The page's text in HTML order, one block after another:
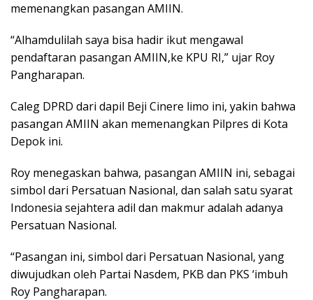
memenangkan pasangan AMIIN.
“Alhamdulilah saya bisa hadir ikut mengawal
pendaftaran pasangan AMIIN,ke KPU RI,” ujar Roy
Pangharapan.
Caleg DPRD dari dapil Beji Cinere limo ini, yakin bahwa
pasangan AMIIN akan memenangkan Pilpres di Kota
Depok ini.
Roy menegaskan bahwa, pasangan AMIIN ini, sebagai
simbol dari Persatuan Nasional, dan salah satu syarat
Indonesia sejahtera adil dan makmur adalah adanya
Persatuan Nasional.
“Pasangan ini, simbol dari Persatuan Nasional, yang
diwujudkan oleh Partai Nasdem, PKB dan PKS ‘imbuh
Roy Pangharapan.